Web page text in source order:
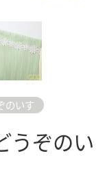
のいす
うぞのい